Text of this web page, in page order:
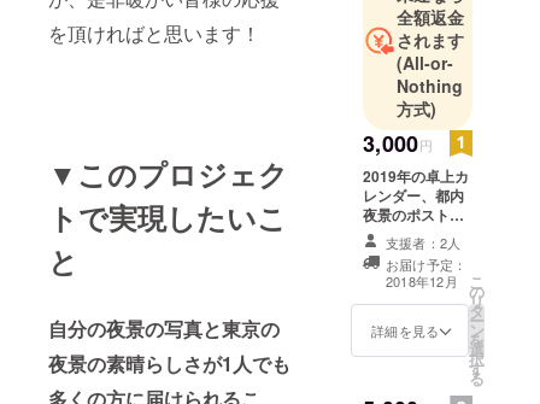
を頂ければと思います！
▼このプロジェク
トで実現したいこ
と
自分の夜景の写真と東京の
夜景の素晴らしさが1人でも
様々な形で
自分の写真
がお届けで
きればと
思っていま
す！
全額返金
されます
(All-or-
Nothing
方式)
3,000円
2019年の卓上カ
レンダー、都内
夜景のポスト
カード3枚（全5
種、ランダム）
支援者：2人
お届け予定：
2018年12月
詳細を見る
こ
の
リ
タ
ー
ン
を
選
択
す
る